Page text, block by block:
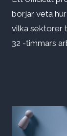
börjar veta
vilka sektorer
32 -timmars